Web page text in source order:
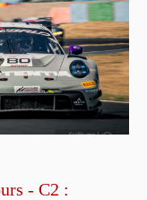
- C2 :